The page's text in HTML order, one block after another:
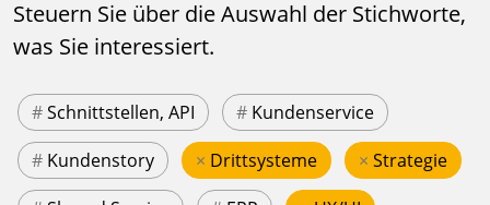
Steuern Sie über die Auswahl der Stichworte,
was Sie interessiert.
#Schnittstellen, API # Kundenservice
# Kundenstory × Drittsysteme × Strategie